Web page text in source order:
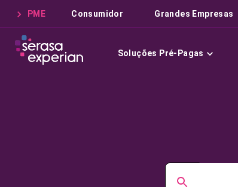
PME Consumidor Grandes Empresas
Soluções Pré-Pagas